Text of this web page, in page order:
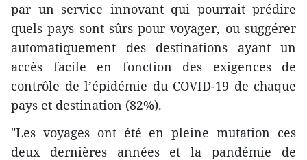
par un service innovant qui pourrait prédire
quels pays sont sûrs pour voyager, ou suggérer
automatiquement des destinations ayant un
accès facile en fonction des exigences de
contrôle de l’épidémie du COVID-19 de chaque
pays et destination (82%).
"Les voyages ont été en pleine mutation ces
deux dernières années et la pandémie de